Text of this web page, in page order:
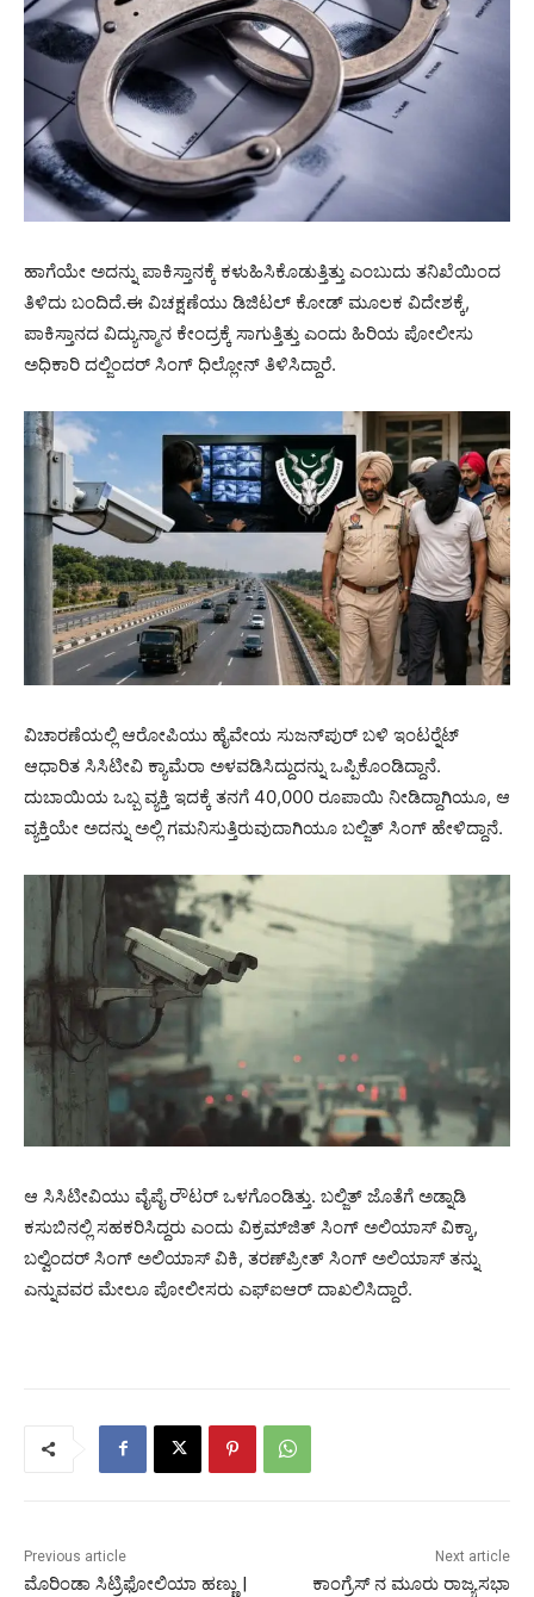
ಹಾಗೆಯೇ ಅದನ್ನು ಪಾಕಿಸ್ತಾನಕ್ಕೆ ಕಳುಹಿಸಿಕೊಡುತ್ತಿತ್ತು ಎಂಬುದು ತನಿಖೆಯಿಂದ
ತಿಳಿದು ಬಂದಿದೆ.ಈ ವಿಚಕ್ಷಣೆಯು ಡಿಜಿಟಲ್ ಕೋಡ್ ಮೂಲಕ ವಿದೇಶಕ್ಕೆ,
ಪಾಕಿಸ್ತಾನದ ವಿದ್ಯುನ್ಮಾನ ಕೇಂದ್ರಕ್ಕೆ ಸಾಗುತ್ತಿತ್ತು ಎಂದು ಹಿರಿಯ ಪೋಲೀಸು
ಅಧಿಕಾರಿ ದಲ್ಜಿಂದರ್ ಸಿಂಗ್ ಧಿಲ್ಲೋನ್ ತಿಳಿಸಿದ್ದಾರೆ.
ವಿಚಾರಣೆಯಲ್ಲಿ ಆರೋಪಿಯು ಹೈವೇಯ ಸುಜನ್‌ಪುರ್ ಬಳಿ ಇಂಟರ್‍ನೆಟ್
ಆಧಾರಿತ ಸಿಸಿಟೀವಿ ಕ್ಯಾಮೆರಾ ಅಳವಡಿಸಿದ್ದುದನ್ನು ಒಪ್ಪಿಕೊಂಡಿದ್ದಾನೆ.
ದುಬಾಯಿಯ ಒಬ್ಬ ವ್ಯಕ್ತಿ ಇದಕ್ಕೆ ತನಗೆ 40,000 ರೂಪಾಯಿ ನೀಡಿದ್ದಾಗಿಯೂ, ಆ
ವ್ಯಕ್ತಿಯೇ ಅದನ್ನು ಅಲ್ಲಿ ಗಮನಿಸುತ್ತಿರುವುದಾಗಿಯೂ ಬಲ್ಜಿತ್ ಸಿಂಗ್ ಹೇಳಿದ್ದಾನೆ.
ಆ ಸಿಸಿಟೀವಿಯು ವೈಪೈ ರೌಟರ್ ಒಳಗೊಂಡಿತ್ತು. ಬಲ್ಜಿತ್ ಜೊತೆಗೆ ಅಡ್ನಾಡಿ
ಕಸುಬಿನಲ್ಲಿ ಸಹಕರಿಸಿದ್ದರು ಎಂದು ವಿಕ್ರಮ್‌ಜಿತ್ ಸಿಂಗ್ ಅಲಿಯಾಸ್ ವಿಕ್ಕಾ,
ಬಲ್ವಿಂದರ್ ಸಿಂಗ್ ಅಲಿಯಾಸ್ ವಿಕಿ, ತರಣ್‌ಪ್ರೀತ್ ಸಿಂಗ್ ಅಲಿಯಾಸ್ ತನ್ನು
ಎನ್ನುವವರ ಮೇಲೂ ಪೋಲೀಸರು ಎಫ್‌ಐಆರ್ ದಾಖಲಿಸಿದ್ದಾರೆ.
Previous article
ಮೊರಿಂಡಾ ಸಿಟ್ರಿಫೋಲಿಯಾ ಹಣ್ಣು |
Next article
ಕಾಂಗ್ರೆಸ್ ನ ಮೂರು ರಾಜ್ಯಸಭಾ